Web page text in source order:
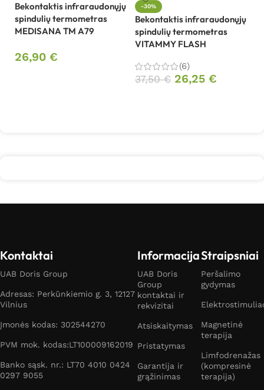
Bekontaktis infraraudonųjų
spindulių termometras
MEDISANA TM A79
26,90 €
-30%
Bekontaktis infraraudonųjų
spindulių termometras
VITAMMY FLASH
(6)
37,50€ 26,25 €
Kontaktai
UAB Doris Group
Adresas: Perkūnkiemio g. 3, 12127
Vilnius
Įmonės kodas: 302544270
PVM mok. kodas:LT100009162019
Banko sąsk. nr.: LT70 4010 0424
0297 9055
Informacija
UAB Doris
Group
kontaktai ir
rekvizitai
Atsiskaitymas
Pristatymas
Garantija ir
grąžinimas
Straipsniai
Peršalimo
gydymas
Magnetinė
terapija
Limfodrenažas
(kompresinė
terapija)